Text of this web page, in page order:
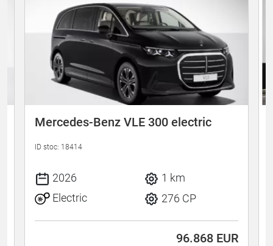
Mercedes-Benz VLE 300 electric
ID stoc: 18414
2026
1 km
Electric
276 CP
96.868 EUR